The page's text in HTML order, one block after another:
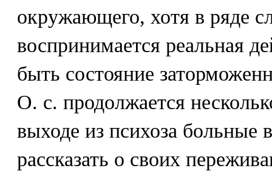
окружающего, хотя в ряде
воспринимается реальная
быть состояние
О. с. продолжается
выходе из психоза больные
рассказать о своих